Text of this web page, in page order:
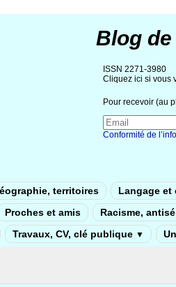
Blog
ISSN 2271-3980
Cliquez ici si vous
Pour recevoir (au
Conformité de
territoires Langage et
Proches et amis Racisme,
Travaux, CV, clé publique ▼